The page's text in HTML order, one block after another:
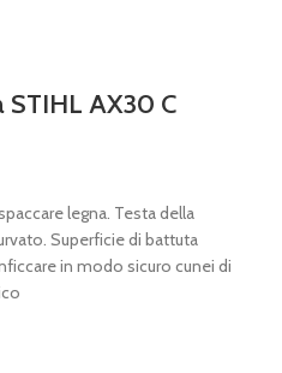
STIHL AX30 C
legna. Testa della
Superficie di battuta
in modo sicuro cunei di